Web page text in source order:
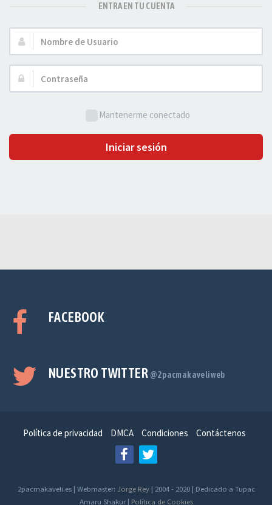
ENTRA EN TU CUENTA
Nombre
de
Usuario:
Contraseña:
Mantenerme conectado
Iniciar sesión
FACEBOOK
NUESTRO TWITTER @2pacmakaveliweb
Política de privacidad DMCA Condiciones Contáctenos
2pacmakaveli.es | Webmaster: Jorge Rey| 2004 - 2020 | Dedicado a Tupac
Amaru Shakur | Política de Cookies